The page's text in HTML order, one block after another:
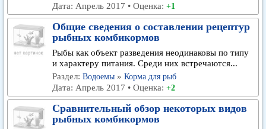
Дата: Апрель 2017 • Оценка: +1
Общие сведения о составлении рецептур
рыбных комбикормов
Рыбы как объект разведения неодинаковы по типу
и характеру питания. Среди них встречаются...
Раздел: Водоемы » Корма для рыб
Дата: Апрель 2017 • Оценка: +2
Сравнительный обзор некоторых видов
рыбных комбикормов